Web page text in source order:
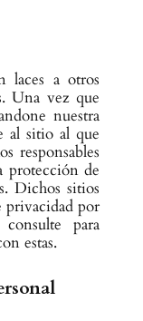
laces a otros
Una vez que
nuestra
al sitio al que
responsables
protección de
Dichos sitios
privacidad por
para
estas.